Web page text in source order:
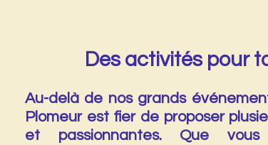
Des activités pour
Au-delà de nos grands
Plomeur est fier de proposer
et passionnantes. Que